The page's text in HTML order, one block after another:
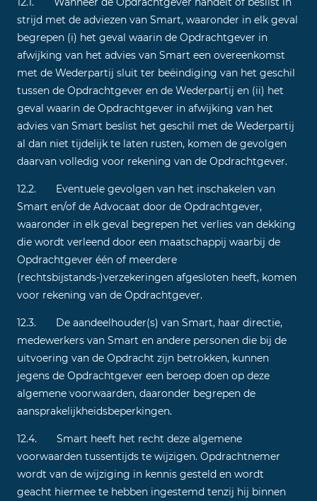
strijd met de adviezen van Smart, waaronder in elk geval
begrepen (i) het geval waarin de Opdrachtgever in
afwijking van het advies van Smart een overeenkomst
met de Wederpartij sluit ter beëindiging van het geschil
tussen de Opdrachtgever en de Wederpartij en (ii) het
geval waarin de Opdrachtgever in afwijking van het
advies van Smart beslist het geschil met de Wederpartij
al dan niet tijdelijk te laten rusten, komen de gevolgen
daarvan volledig voor rekening van de Opdrachtgever.
12.2. Eventuele gevolgen van het inschakelen van
Smart en/of de Advocaat door de Opdrachtgever,
waaronder in elk geval begrepen het verlies van dekking
die wordt verleend door een maatschappij waarbij de
Opdrachtgever één of meerdere
(rechtsbijstands-)verzekeringen afgesloten heeft, komen
voor rekening van de Opdrachtgever.
12.3. De aandeelhouder(s) van Smart, haar directie,
medewerkers van Smart en andere personen die bij de
uitvoering van de Opdracht zijn betrokken, kunnen
jegens de Opdrachtgever een beroep doen op deze
algemene voorwaarden, daaronder begrepen de
aansprakelijkheidsbeperkingen.
12.4. Smart heeft het recht deze algemene
voorwaarden tussentijds te wijzigen. Opdrachtnemer
wordt van de wijziging in kennis gesteld en wordt
geacht hiermee te hebben ingestemd tenzij hij binnen